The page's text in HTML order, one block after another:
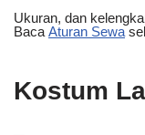
Ukuran, dan
Baca Aturan Sewa
Kostum